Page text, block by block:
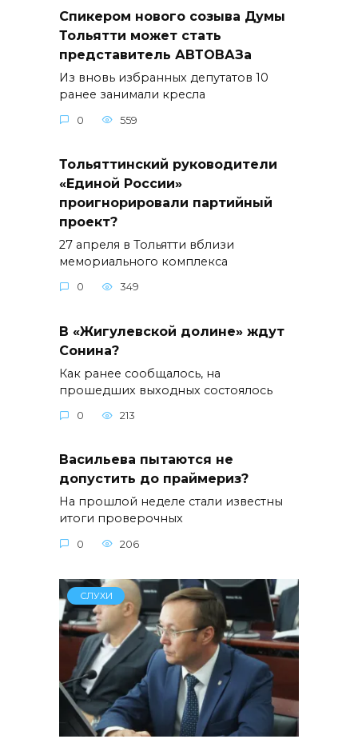
Спикером нового созыва Думы
Тольятти может стать
представитель АВТОВАЗа
Из вновь избранных депутатов 10
ранее занимали кресла
0 559
Тольяттинский руководители
«Единой России»
проигнорировали партийный
проект?
27 апреля в Тольятти вблизи
мемориального комплекса
0 349
В «Жигулевской долине» ждут
Сонина?
Как ранее сообщалось, на
прошедших выходных состоялось
0 213
Васильева пытаются не
допустить до праймериз?
На прошлой неделе стали известны
итоги проверочных
0 206
СЛУХИ